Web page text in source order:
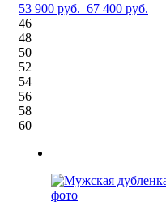
53 900 руб. 67 400 руб.
46
48
50
52
54
56
58
60